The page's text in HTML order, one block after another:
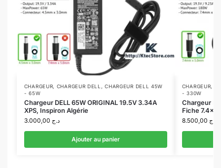
CHARGEUR, CHARGEUR DELL ,CHARGEUR DELL 45W
- 65W
Chargeur DELL 65W ORIGINAL 19.5V 3.34A
XPS, Inspiron Algérie
د.ج
Ajouter au panier
CHARGEUR,
- 330W
Chargeur
Fiche
د.ج